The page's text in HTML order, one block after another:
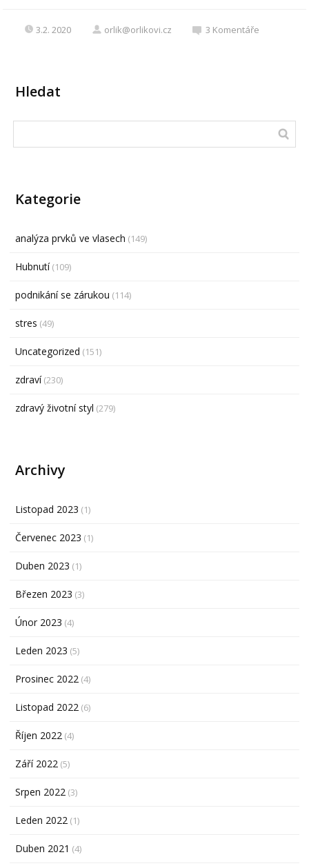
3.2. 2020 orlik@orlikovi.cz 3 Komentáře
Hledat
Kategorie
analýza prvků ve vlasech (149)
Hubnutí(109)
podnikání se zárukou (114)
stres (49)
Uncategorized (151)
zdraví(230)
zdravý životní styl (279)
Archivy
Listopad 2023 (1)
Červenec 2023 (1)
Duben 2023 (1)
Březen 2023 (3)
Únor 2023 (4)
Leden 2023 (5)
Prosinec 2022 (4)
Listopad 2022 (6)
Říjen 2022 (4)
Září 2022 (5)
Srpen 2022 (3)
Leden 2022 (1)
Duben 2021 (4)